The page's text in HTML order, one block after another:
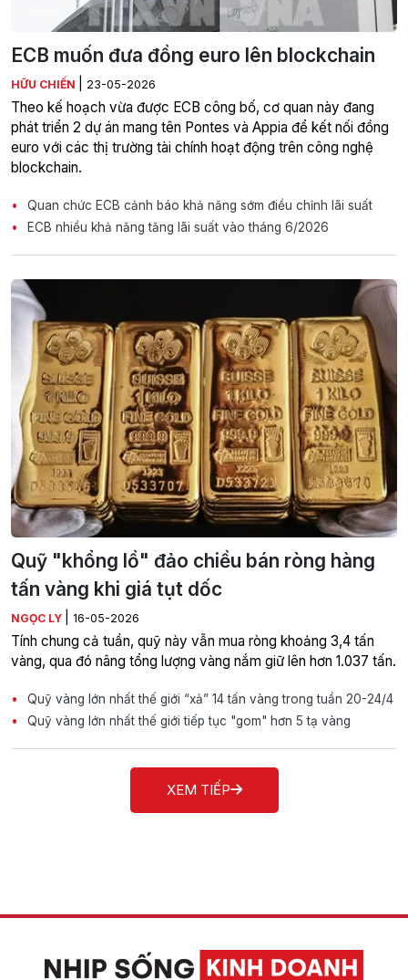
ECB muốn đưa đồng euro lên blockchain
HỮU CHIẾN 23-05-2026
Theo kế hoạch vừa được ECB công bố, cơ quan này đang
phát triển 2 dự án mang tên Pontes và Appia để kết nối đồng
euro với các thị trường tài chính hoạt động trên công nghệ
blockchain.
Quan chức ECB cảnh báo khả năng sớm điều chỉnh lãi suất
ECB nhiều khả năng tăng lãi suất vào tháng 6/2026
Quỹ "khổng lồ" đảo chiều bán ròng hàng
tấn vàng khi giá tụt dốc
NGỌC LY 16-05-2026
Tính chung cả tuần, quỹ này vẫn mua ròng khoảng 3,4 tấn
vàng, qua đó nâng tổng lượng vàng nắm giữ lên hơn 1.037 tấn.
Quỹ vàng lớn nhất thế giới “xả” 14 tấn vàng trong tuần 20-24/4
Quỹ vàng lớn nhất thế giới tiếp tục "gom" hơn 5 tạ vàng
XEM TIẾP